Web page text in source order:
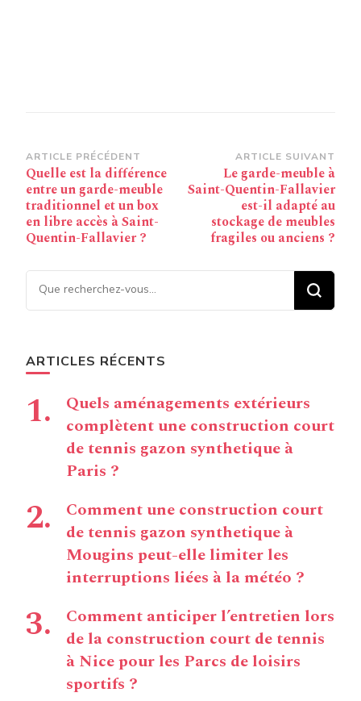
Navigation
d’article
ARTICLE PRÉCÉDENT
Quelle est la différence
entre un garde-meuble
traditionnel et un box
en libre accès à Saint-
Quentin-Fallavier ?
ARTICLE SUIVANT
Le garde-meuble à
Saint-Quentin-Fallavier
est-il adapté au
stockage de meubles
fragiles ou anciens ?
Vous recherchiez quelque
chose ?
ARTICLES RÉCENTS
Quels aménagements extérieurs
complètent une construction court
de tennis gazon synthetique à
Paris ?
Comment une construction court
de tennis gazon synthetique à
Mougins peut-elle limiter les
interruptions liées à la météo ?
Comment anticiper l’entretien lors
de la construction court de tennis
à Nice pour les Parcs de loisirs
sportifs ?